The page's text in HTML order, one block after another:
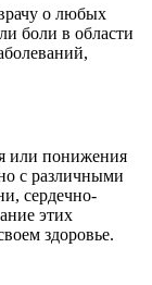
о любых
боли в области
или понижения
с различными
сердечно-
этих
здоровье.